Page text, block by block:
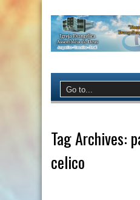
Tag Archives:
celico